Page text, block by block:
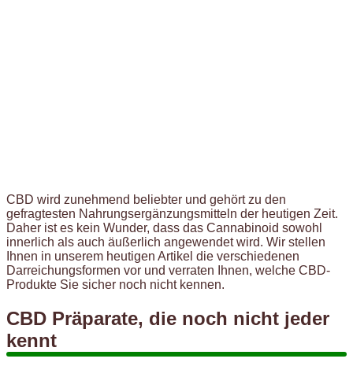
CBD wird zunehmend beliebter und gehört zu den
gefragtesten Nahrungsergänzungsmitteln der heutigen Zeit.
Daher ist es kein Wunder, dass das Cannabinoid sowohl
innerlich als auch äußerlich angewendet wird. Wir stellen
Ihnen in unserem heutigen Artikel die verschiedenen
Darreichungsformen vor und verraten Ihnen, welche CBD-
Produkte Sie sicher noch nicht kennen.
CBD Präparate, die noch nicht jeder
kennt